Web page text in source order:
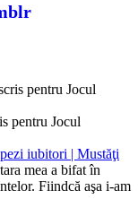
pentru Jocul
pentru Jocul
iubitori | Mustăţi
mea a bifat în
Fiindcă aşa i-am